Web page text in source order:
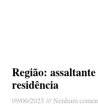
Região:
residência
09/06/2025 Nenhum